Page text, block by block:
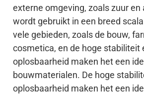
externe omgeving, zoals zuur en
wordt gebruikt in een breed
vele gebieden, zoals de bouw,
cosmetica, en de hoge stabiliteit
oplosbaarheid maken het een
bouwmaterialen. De hoge
oplosbaarheid maken het een